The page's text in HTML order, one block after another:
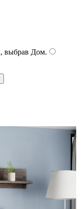
выбрав Дом.